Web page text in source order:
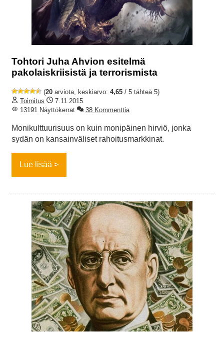
Tohtori Juha Ahvion esitelmä
pakolaiskriisistä ja terrorismista
(20 arviota, keskiarvo: 4,65 / 5 tähteä 5)
Toimitus
7.11.2015
13191 Näyttökerrat
38 Kommenttia
Monikulttuurisuus on kuin monipäinen hirviö, jonka
sydän on kansainväliset rahoitusmarkkinat.
Lue lisää